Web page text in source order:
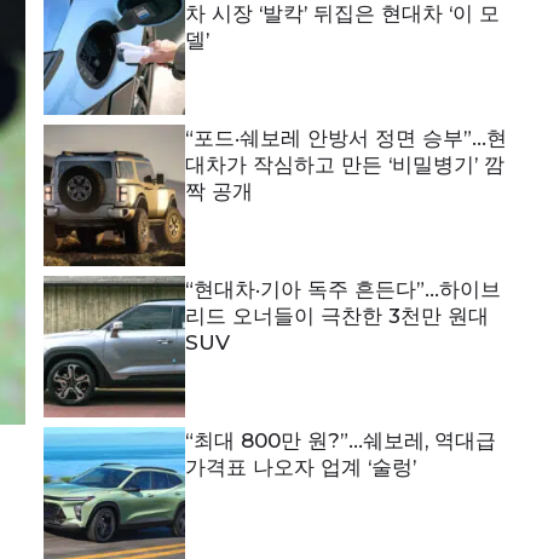
차 시장 ‘발칵’ 뒤집은 현대차 ‘이 모
델’
“포드·쉐보레 안방서 정면 승부”…현
대차가 작심하고 만든 ‘비밀병기’ 깜
짝 공개
“현대차·기아 독주 흔든다”…하이브
리드 오너들이 극찬한 3천만 원대
SUV
“최대 800만 원?”…쉐보레, 역대급
가격표 나오자 업계 ‘술렁’